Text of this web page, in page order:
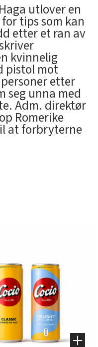
utlover en
tips som kan
etter et ran av
kvinnelig
pistol mot
etter
seg unna med
Adm. direktør
Romerike
at forbryterne